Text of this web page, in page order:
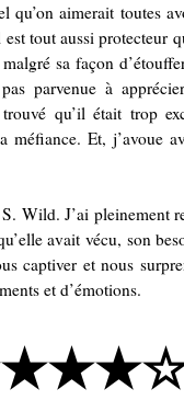
qu’on aimerait toutes
tout aussi protecteur
sa façon
parvenue à
qu’il était trop
Et, j’avoue
Wild. J’ai pleinement
avait vécu, son
captiver et nous
et d’émotions.